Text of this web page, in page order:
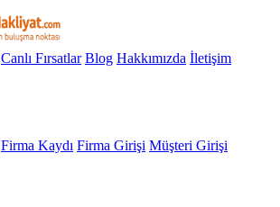
Canlı Fırsatlar Blog Hakkımızda İletişim
Firma Kaydı Firma Girişi Müşteri Girişi